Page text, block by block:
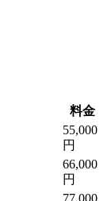
料金
55,000
円
66,000
円
77,000